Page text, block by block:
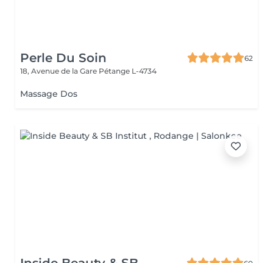
Perle Du Soin
62
18, Avenue de la Gare Pétange L-4734
Massage Dos